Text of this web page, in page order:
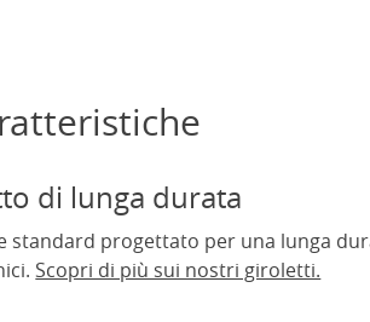
di lunga durata
progettato per una lunga
Scopri di più sui nostri giroletti.